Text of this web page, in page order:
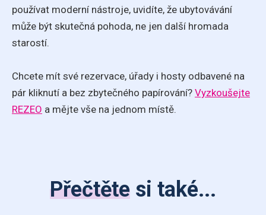
používat moderní nástroje, uvidíte, že ubytovávání
může být skutečná pohoda, ne jen další hromada
starostí.
Chcete mít své rezervace, úřady i hosty odbavené na
pár kliknutí a bez zbytečného papírování? Vyzkoušejte
REZEO a mějte vše na jednom místě.
Přečtěte si také...